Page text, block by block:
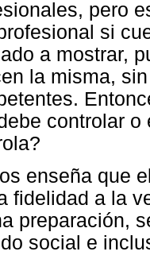
pero
si
a mostrar,
la misma,
controlar
enseña que
fidelidad a la
preparación,
social e